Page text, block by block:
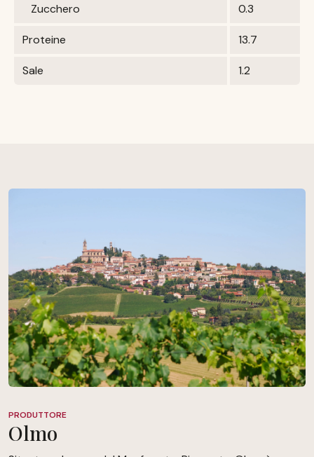
Zucchero 0.3
Proteine 13.7
Sale 1.2
PRODUTTORE
Olmo